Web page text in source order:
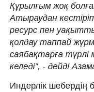
Құрылғым жоқ
Атыраудан
ресурс пен
қолдау таппай
саябақтарға түрлі
келеді", - дейді
Индерлік шебердің